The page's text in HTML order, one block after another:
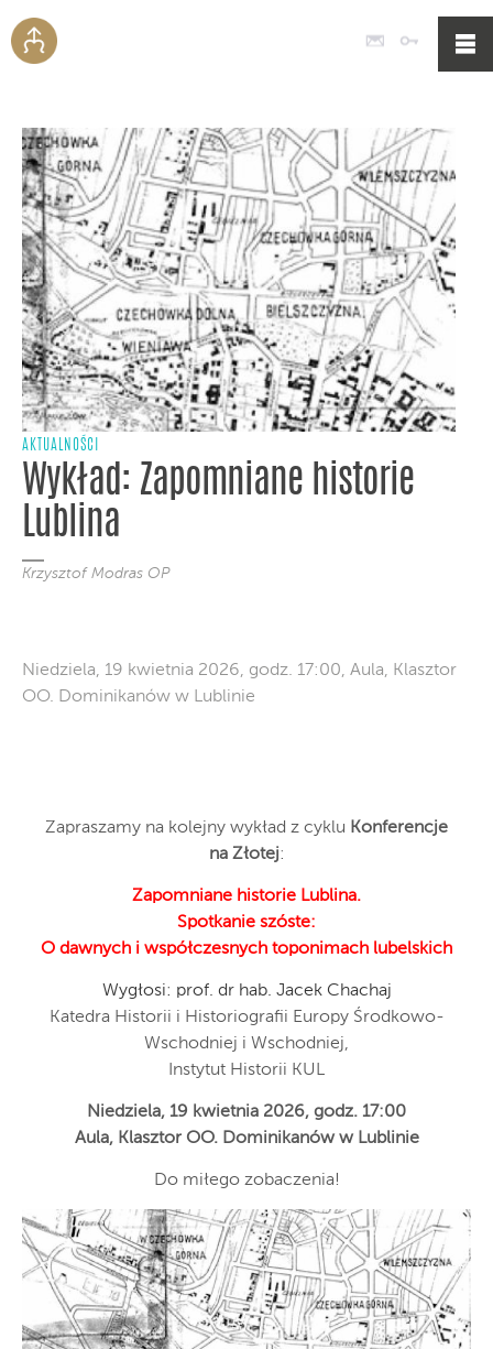
Poczta
AKTUALNOŚCI
Wykład: Zapomniane historie
Lublina
Krzysztof Modras OP
Niedziela, 19 kwietnia 2026, godz. 17:00, Aula, Klasztor
OO. Dominikanów w Lublinie
Zapraszamy na kolejny wykład z cyklu Konferencje
na Złotej:
Zapomniane historie Lublina.
Spotkanie szóste:
O dawnych i współczesnych toponimach lubelskich
Wygłosi: prof. dr hab. Jacek Chachaj
Katedra Historii i Historiografii Europy Środkowo-
Wschodniej i Wschodniej,
Instytut Historii KUL
Niedziela, 19 kwietnia 2026, godz. 17:00
Aula, Klasztor OO. Dominikanów w Lublinie
Do miłego zobaczenia!